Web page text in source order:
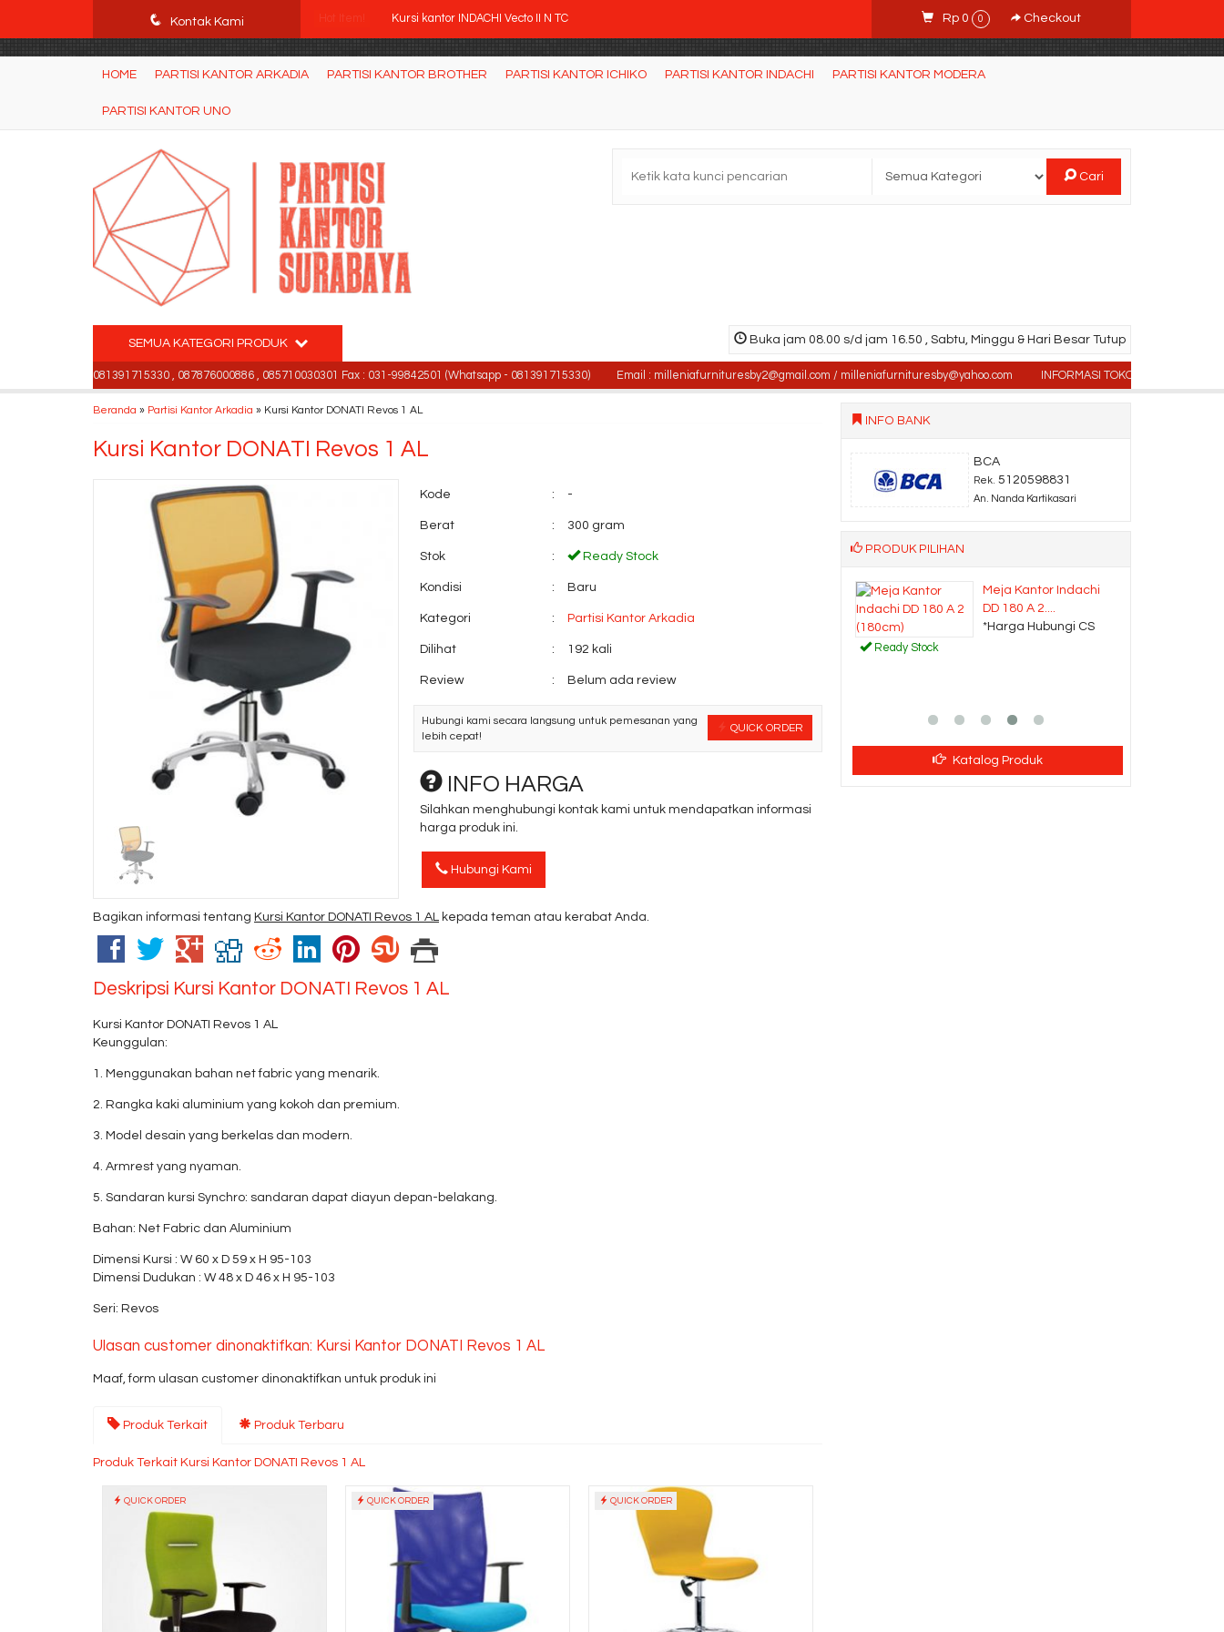
q Kontak Kami Hot Item! Kursi kantor INDACHI Vecto II N TC
Kursi Kantor DONATI Vermod 1 AL
Kursi kantor SAVELLO Luxus LT1 (oscar/Fabric)
Spesifikasi Brankas Bossini BG 170 D
Rp 0 0 Checkout
HOME PARTISI KANTOR ARKADIA PARTISI KANTOR BROTHER PARTISI KANTOR ICHIKO PARTISI KANTOR INDACHI PARTISI KANTOR MODERA
PARTISI KANTOR UNO
Cari
Buka jam 08.00 s/d jam 16.50 , Sabtu, Minggu & Hari Besar Tutup
SEMUA KATEGORI PRODUK
, 081391715330 , 087876000886 , 085710030301 Fax : 031-99842501 (Whatsapp - 081391715330) Email : milleniafurnituresby2@gmail.com / milleniafurnituresby@yahoo.com INFORMASI TOKO : Jl. Sidosermo II / 76
Beranda » Partisi Kantor Arkadia » Kursi Kantor DONATI Revos 1 AL
Kursi Kantor DONATI Revos 1 AL
Kode : -
Berat : 300 gram
Stok : Ready Stock
Kondisi : Baru
Kategori : Partisi Kantor Arkadia
Dilihat : 192 kali
Review : Belum ada review
QUICK ORDER
Hubungi kami secara langsung untuk pemesanan yang
lebih cepat!
INFO HARGA
Silahkan menghubungi kontak kami untuk mendapatkan informasi
harga produk ini.
Hubungi Kami
Bagikan informasi tentang Kursi Kantor DONATI Revos 1 AL kepada teman atau kerabat Anda.
Deskripsi Kursi Kantor DONATI Revos 1 AL
Kursi Kantor DONATI Revos 1 AL
Keunggulan:
1. Menggunakan bahan net fabric yang menarik.
2. Rangka kaki aluminium yang kokoh dan premium.
3. Model desain yang berkelas dan modern.
4. Armrest yang nyaman.
5. Sandaran kursi Synchro: sandaran dapat diayun depan-belakang.
Bahan: Net Fabric dan Aluminium
Dimensi Kursi : W 60 x D 59 x H 95-103
Dimensi Dudukan : W 48 x D 46 x H 95-103
Seri: Revos
Ulasan customer dinonaktifkan: Kursi Kantor DONATI Revos 1 AL
Maaf, form ulasan customer dinonaktifkan untuk produk ini
Produk Terkait Produk Terbaru
Produk Terkait Kursi Kantor DONATI Revos 1 AL
QUICK ORDER QUICK ORDER QUICK ORDER
INFO BANK
BCA
Rek. 5120598831
An. Nanda Kartikasari
PRODUK PILIHAN
Kursi Bar Donati DO 78
R
*Harga Hubungi CS
Kursi kantor INDACHI
*Harga Hubungi CS
Ready Stock Ready Stock
Meja Kantor Indachi
DD 180 A 2....
*Harga Hubungi CS
Ready Stock
Katalog Produk